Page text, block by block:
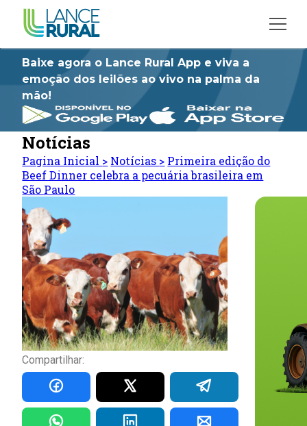
Baixe agora o Lance Rural App e viva a
emoção dos leilões ao vivo na palma da
mão!
Notícias
Pagina Inicial > Notícias > Primeira edição do
Beef Dinner celebra a pecuária brasileira em
São Paulo
Compartilhar: